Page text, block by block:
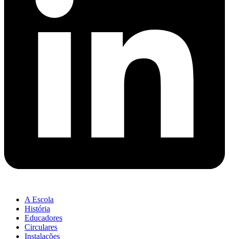
A Escola
História
Educadores
Circulares
Instalações